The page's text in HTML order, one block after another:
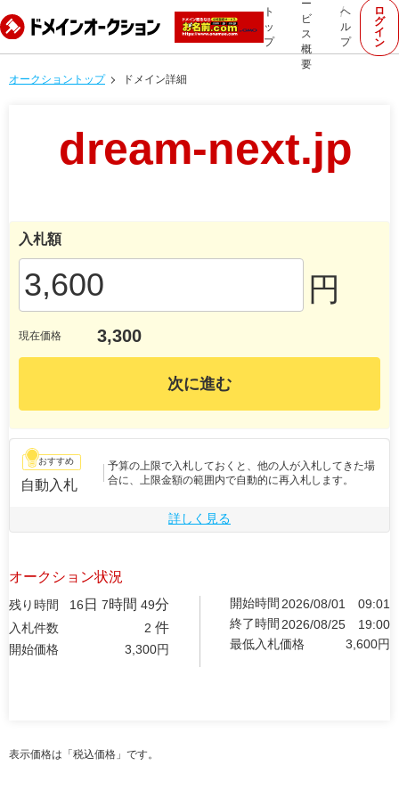
ト
ッ
プ
ー
ビ
ス
概
要
ヘ
ル
プ
ロ
グ
イ
ン
オークショントップ ドメイン詳細
dream-next.jp
入札額
円
現在価格 3,300
次に進む
おすすめ
自動入札
予算の上限で入札しておくと、他の人が入札してきた場
合に、上限金額の範囲内で自動的に再入札します。
詳しく見る
オークション状況
残り時間 16 日 7時間 49分
入札件数 2 件
開始価格 3,300円
開始時間 2026/08/01
09:01
終了時間 2026/08/25
19:00
最低入札価格
3,600円
表示価格は「税込価格」です。